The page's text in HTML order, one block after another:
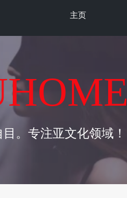
主页
。专注亚文化领域！